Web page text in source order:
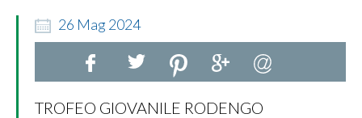
26 Mag2024
TROFEO GIOVANILE RODENGO